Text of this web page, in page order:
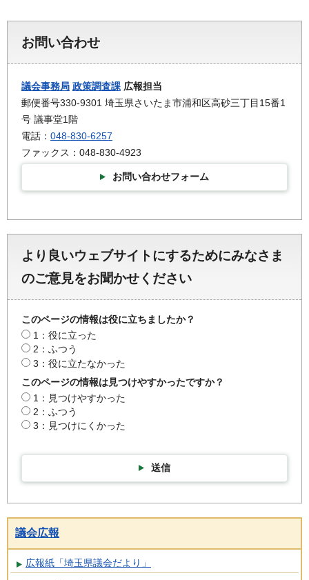
お問い合わせ
議会事務局 政策調査課 広報担当
郵便番号330-9301 埼玉県さいたま市浦和区高砂三丁目15番1
号 議事堂1階
電話： 048-830-6257
ファックス：048-830-4923
お問い合わせフォーム
より良いウェブサイトにするためにみなさま
のご意見をお聞かせください
このページの情報は役に立ちましたか？
1：役に立った
2：ふつう
3：役に立たなかった
このページの情報は見つけやすかったですか？
1：見つけやすかった
2：ふつう
3：見つけにくかった
送信
議会広報
広報紙「埼玉県議会だより」